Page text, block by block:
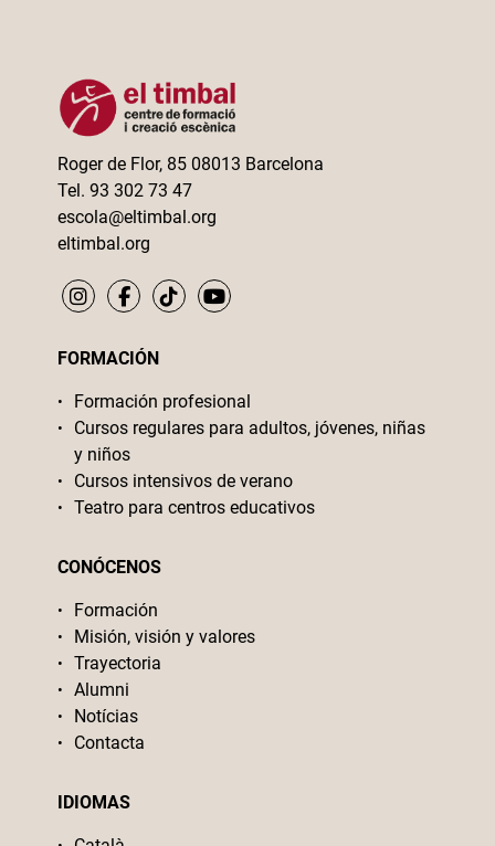
Roger de Flor, 85 08013 Barcelona
Tel. 93 302 73 47
escola@eltimbal.org
eltimbal.org
FORMACIÓN
Formación profesional
Cursos regulares para adultos, jóvenes, niñas
y niños
Cursos intensivos de verano
Teatro para centros educativos
CONÓCENOS
Formación
Misión, visión y valores
Trayectoria
Alumni
Notícias
Contacta
IDIOMAS